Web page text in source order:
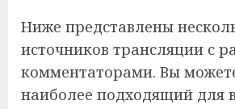
Ниже представлены
источников трансляции с
комментаторами. Вы
наиболее подходящий для